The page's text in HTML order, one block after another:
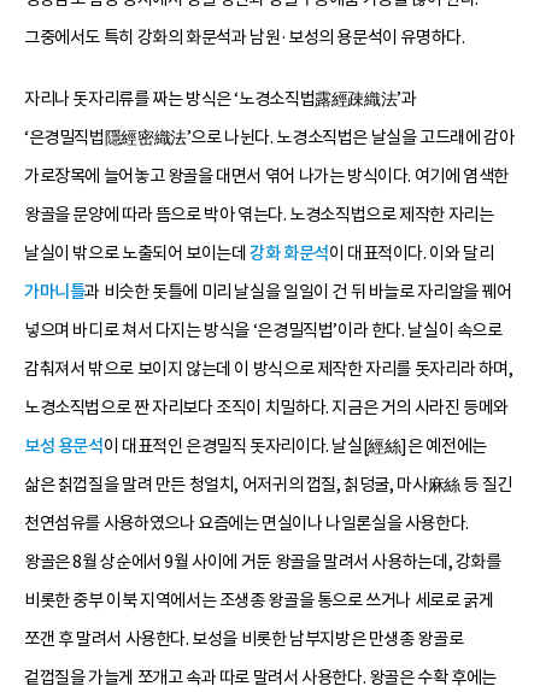
그중에서도 특히 강화의 화문석과 남원·보성의 용문석이 유명하다.
자리나 돗자리류를 짜는 방식은 ‘노경소직법露經疎織法’과
‘은경밀직법隱經密織法’으로 나뉜다. 노경소직법은 날실을 고드래에 감아
가로장목에 늘어놓고 왕골을 대면서 엮어 나가는 방식이다. 여기에 염색한
왕골을 문양에 따라 뜸으로 박아 엮는다. 노경소직법으로 제작한 자리는
날실이 밖으로 노출되어 보이는데강화 화문석이 대표적이다. 이와 달리
가마니틀과 비슷한 돗틀에 미리 날실을 일일이 건 뒤 바늘로 자리알을 꿰어
넣으며 바디로 쳐서 다지는 방식을 ‘은경밀직법’이라 한다. 날실이 속으로
감춰져서 밖으로 보이지 않는데 이 방식으로 제작한 자리를 돗자리라 하며,
노경소직법으로 짠 자리보다 조직이 치밀하다. 지금은 거의 사라진 등메와
보성 용문석이 대표적인 은경밀직 돗자리이다. 날실[經絲]은 예전에는
삶은 칡껍질을 말려 만든 청얼치, 어저귀의 껍질, 칡덩굴, 마사麻絲 등 질긴
천연섬유를 사용하였으나 요즘에는 면실이나 나일론실을 사용한다.
왕골은 8월 상순에서 9월 사이에 거둔 왕골을 말려서 사용하는데, 강화를
비롯한 중부 이북 지역에서는 조생종 왕골을 통으로 쓰거나 세로로 굵게
쪼갠 후 말려서 사용한다. 보성을 비롯한 남부지방은 만생종 왕골로
겉껍질을 가늘게 쪼개고 속과 따로 말려서 사용한다. 왕골은 수확 후에는